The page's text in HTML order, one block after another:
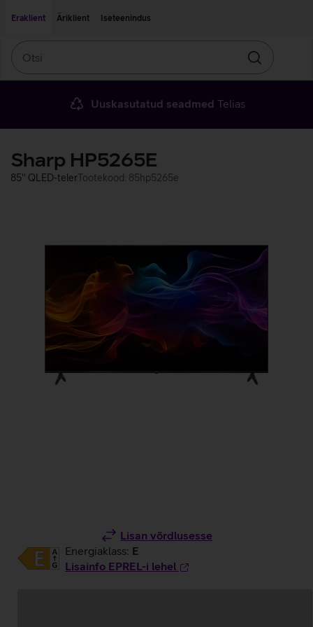
Eraklient
Äriklient Iseteenindus
Otsin
Uuskasutatud seadmed Telias
Sharp HP5265E
85'' QLED-telerTootekood: 85hp5265e
Lisan võrdlusesse
Energiaklass: E
Lisainfo EPREL-i lehel